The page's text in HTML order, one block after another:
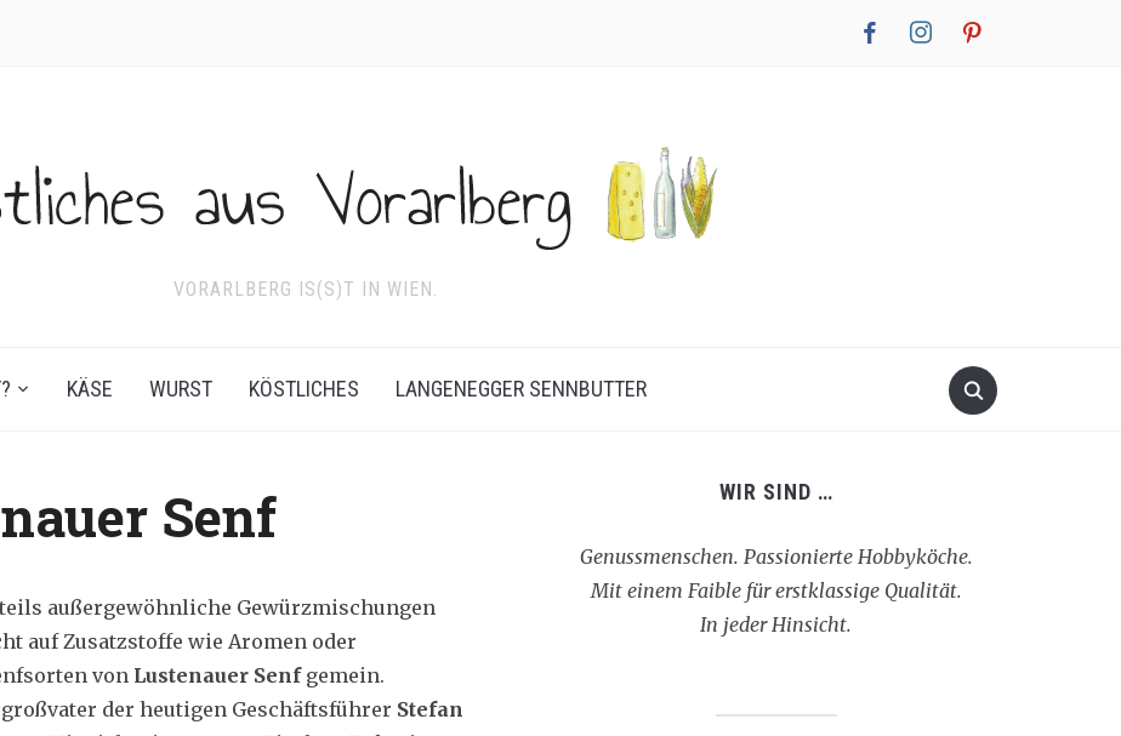
facebook instagrampinterest
VORARLBERG IS(S)T IN WIEN.
KÄSE WURST KÖSTLICHES LANGENEGGER SENNBUTTER
Senf
außergewöhnliche Gewürzmischungen
auf Zusatzstoffe wie Aromen oder
von Lustenauer Senfgemein.
der heutigen Geschäftsführer Stefan
WIR SIND …
Genussmenschen. Passionierte Hobbyköche.
Mit einem Faible für erstklassige Qualität.
In jeder Hinsicht.